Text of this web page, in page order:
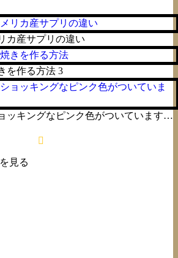
カ産サプリの違い
を作る方法 3
ッキングなピンク色がついています…
見る